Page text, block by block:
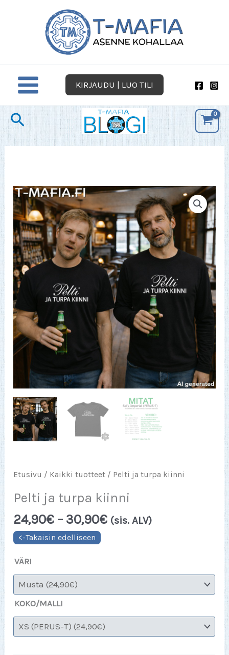
KIRJAUDU | LUO TILI
Hae
Etusivu / Kaikki tuotteet / Pelti ja turpa kiinni
Pelti ja turpa kiinni
24,90€ – 30,90€Hintaluokka:
(sis. ALV)
VÄRI
KOKO/MALLI